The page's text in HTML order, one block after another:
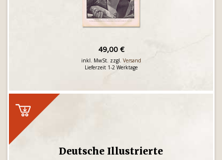
49,00 €
inkl. MwSt. zzgl. Versand
Lieferzeit 1-2 Werktage
Deutsche Illustrierte